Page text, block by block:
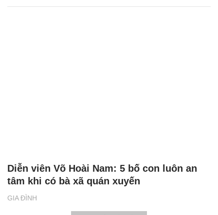
GIA ĐÌNH
Diễn viên Võ Hoài Nam: 5 bố con luôn an
tâm khi có bà xã quán xuyến